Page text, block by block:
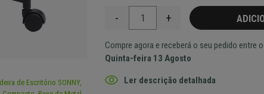
- +
Compre agora e receberá o seu pedido entre
Quinta-feira 13 Agosto
Ler descrição detalhada